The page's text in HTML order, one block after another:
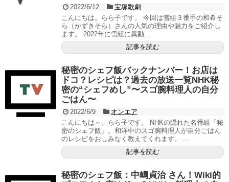
2022/6/12
宝塚歌劇
こんにちは。らら子です。 今回は雪組３番手の和希そ
ら（かずきそら）さんの人気の理由や魅力をご紹介し
ます。 2022年に雪組に異動...
記事を読む
秘密のシェフ飯バックナンバー！お店は
ドコ？レシピは？過去の放送一覧NHK秘
密の“シェフめし”〜スゴ腕料理人の自分
ごはん〜
2022/6/9
オンエア
こんにちは～。らら子です。 NHKの隠れた名番組「秘
密のシェフ飯」。和洋中のスゴ腕料理人が自分ごはん
のレシピをおしみなく教えてくれます。 ...
記事を読む
秘密のシェフ飯：中嶋貞治 さん！Wiki的